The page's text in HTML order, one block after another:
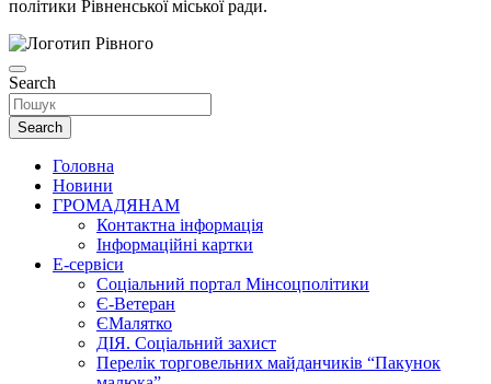
політики Рівненської міської ради.
Search
Search
Головна
Новини
ГРОМАДЯНАМ
Контактна інформація
Інформаційні картки
Е-сервіси
Соціальний портал Мінсоцполітики
Є-Ветеран
ЄМалятко
ДІЯ. Соціальний захист
Перелік торговельних майданчиків “Пакунок